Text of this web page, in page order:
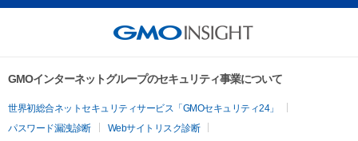
GMOインターネットグループのセキュリティ事業について
世界初総合ネットセキュリティサービス「GMOセキュリティ24」
パスワード漏洩診断
Webサイトリスク診断